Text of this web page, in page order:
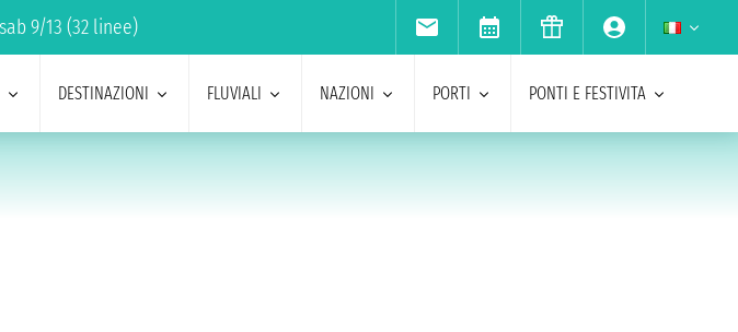
9/13 (32 linee)
DESTINAZIONI FLUVIALI NAZIONI PORTI PONTI E FESTIVITA